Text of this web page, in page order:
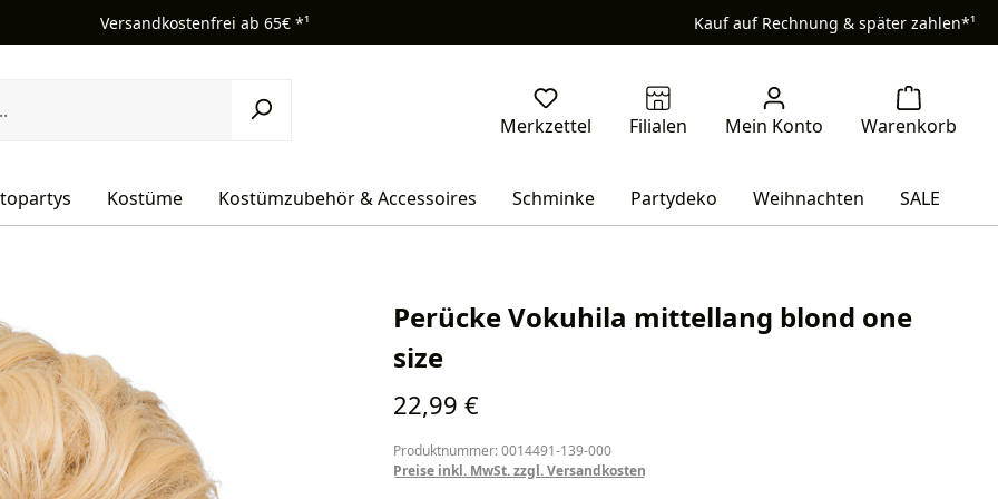
Versandkostenfrei ab 65€ *¹ Kauf auf Rechnung & später zahlen*¹
Kostüme Kostümzubehör & Accessoires Schminke Partydeko Weihnachten SALE
Perücke Vokuhila mittellang blond one
size
Regulärer Preis:
22,99 €
Produktnummer: 0014491-139-000
Preise inkl. MwSt. zzgl. Versandkosten